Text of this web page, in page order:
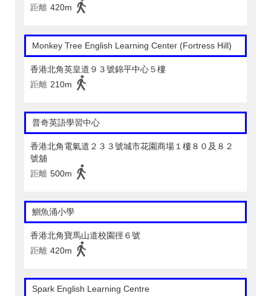
距離 420m
Monkey Tree English Learning Center (Fortress Hill)
香港北角英皇道９３號錦平中心５樓
距離 210m
普奇英語學習中心
香港北角電氣道２３３號城市花園商場１樓８０及８２
號舖
距離 500m
鰂魚涌小學
香港北角寶馬山道校園徑６號
距離 420m
Spark English Learning Centre